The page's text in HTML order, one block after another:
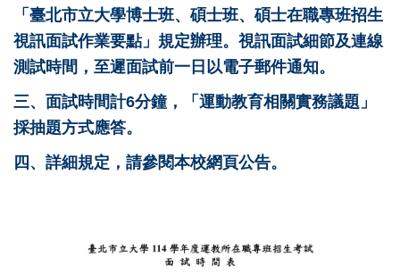
「臺北市立大學博士班、碩士班、碩士在職專班招生
視訊面試作業要點」規定辦理。視訊面試細節及連線
測試時間，至遲面試前一日以電子郵件通知。
三、面試時間計6分鐘，「運動教育相關實務議題」
採抽題方式應答。
四、詳細規定，請參閱本校網頁公告。